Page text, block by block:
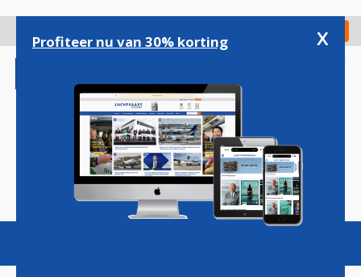
gaan
Check in
Magazine Podcasts Vacatures
Profiteer nu van 30% korting x